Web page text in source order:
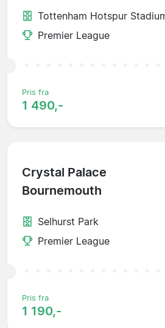
Tottenham Hotspur
Premier League
Pris fra
1 490,-
Crystal Palace
Bournemouth
Selhurst Park
Premier League
Pris fra
1 190,-